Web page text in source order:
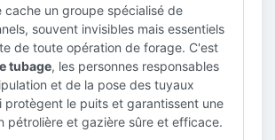
cache un groupe spécialisé de
souvent invisibles mais essentiels
de toute opération de forage. C'est
tubage, les personnes responsables
et de la pose des tuyaux
protègent le puits et garantissent une
pétrolière et gazière sûre et efficace.